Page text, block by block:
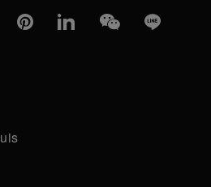
PinterestlinkedInWeChatLine